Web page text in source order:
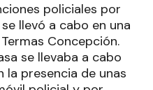
policiales por
llevó a cabo en una
Concepción.
se llevaba a cabo
la presencia de unas